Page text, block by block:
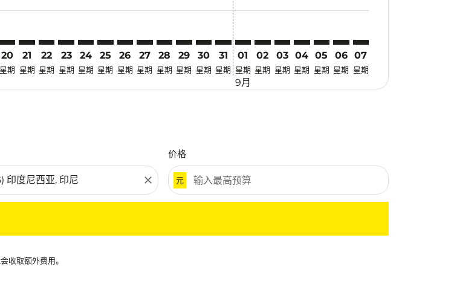
20
星期
21
星期
22
星期
23
星期
24
星期
25
星期
26
星期
27
星期
28
星期
29
星期
30
星期
31
星期
01
星期
9月
02
星期
03
星期
04
星期
05
星期
06
星期
07
星期
close
价格
元
收取额外费用。